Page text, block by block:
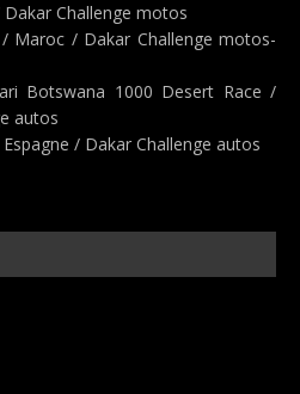
Challenge motos
Maroc / Dakar Challenge motos-
Botswana 1000 Desert Race /
autos
/ Dakar Challenge autos